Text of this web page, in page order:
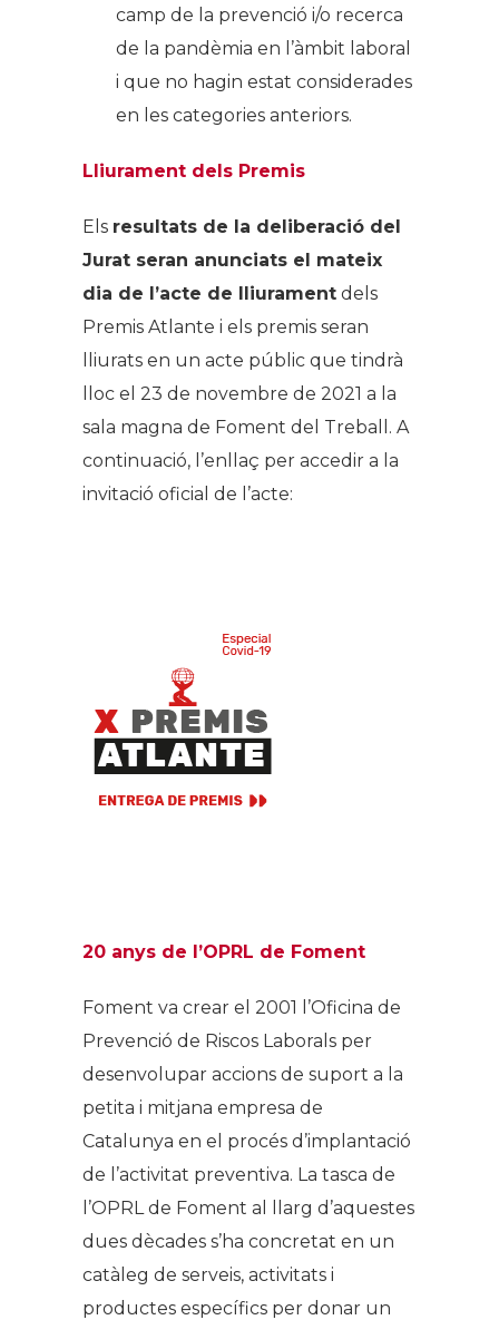
camp de la prevenció i/o recerca
de la pandèmia en l’àmbit laboral
i que no hagin estat considerades
en les categories anteriors.
Lliurament dels Premis
Els resultats de la deliberació del
Jurat seran anunciats el mateix
dia de l’acte de lliurament dels
Premis Atlante i els premis seran
lliurats en un acte públic que tindrà
lloc el 23 de novembre de 2021 a la
sala magna de Foment del Treball. A
continuació, l’enllaç per accedir a la
invitació oficial de l’acte:
20 anys de l’OPRL de Foment
Foment va crear el 2001 l’Oficina de
Prevenció de Riscos Laborals per
desenvolupar accions de suport a la
petita i mitjana empresa de
Catalunya en el procés d’implantació
de l’activitat preventiva. La tasca de
l’OPRL de Foment al llarg d’aquestes
dues dècades s’ha concretat en un
catàleg de serveis, activitats i
productes específics per donar un